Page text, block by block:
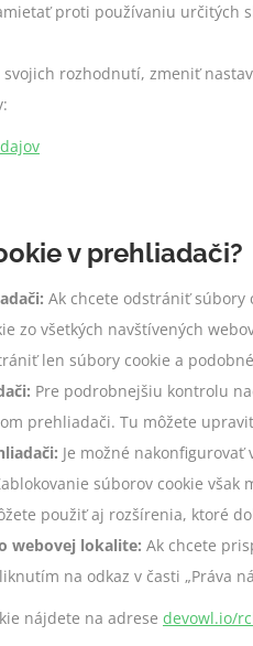
proti používaniu určitých
rozhodnutí, zmeniť
v prehliadači?
Ak chcete odstrániť súbory
zo všetkých navštívených
len súbory cookie a
Pre podrobnejšiu kontrolu
prehliadači. Tu môžete
Je možné
súborov cookie
použiť aj rozšírenia, ktoré
webovej lokalite: Ak chcete
na odkaz v časti „Práva
nájdete na adrese devowl.io/